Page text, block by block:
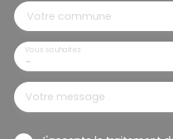
Votre commune
-
Vous souhaitez
Votre message